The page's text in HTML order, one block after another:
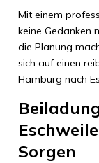
Mit einem
keine Gedanken
die Planung
sich auf einen
Hamburg nach
Sorgen